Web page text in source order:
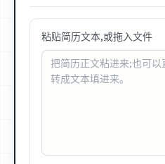
粘贴简历文本,或拖入文件